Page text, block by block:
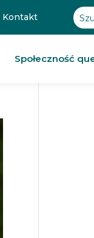
Kontakt
Społeczność